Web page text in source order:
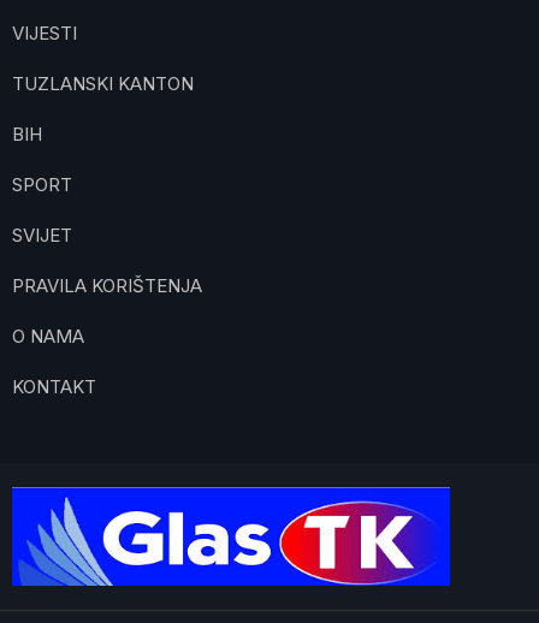
VIJESTI
TUZLANSKI KANTON
BIH
SPORT
SVIJET
PRAVILA KORIŠTENJA
O NAMA
KONTAKT